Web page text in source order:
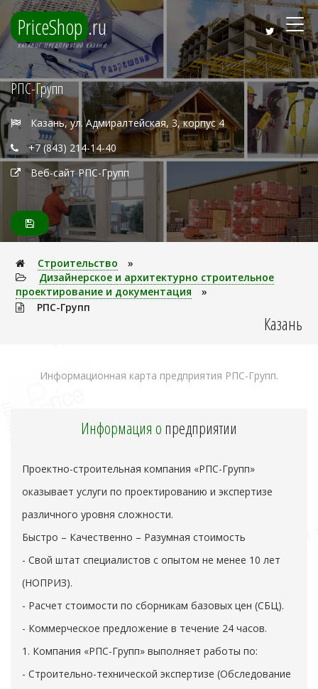
PriceShop .ru
КАТАЛОГ ПРЕДПРИЯТИЙ КАЗАНИ
РПС-Групп
Казань, ул. Адмиралтейская, 3, корпус 4
+7 (843) 214-14-40
Веб-сайт РПС-Групп
Строительство
»
Дизайнерское и архитектурно строительное
проектирование и документация
»
РПС-Групп
Казань
Информационная карта предприятия РПС-Групп.
Информация опредприятии
Проектно-строительная компания «РПС-Групп»
оказывает услуги по проектированию и экспертизе
различного уровня сложности.
Быстро – Качественно – Разумная стоимость
- Свой штат специалистов с опытом не менее 10 лет
(НОПРИЗ).
- Расчет стоимости по сборникам базовых цен (СБЦ).
- Коммерческое предложение в течение 24 часов.
1. Компания «РПС-Групп» выполняет работы по:
- Строительно-технической экспертизе (Обследование